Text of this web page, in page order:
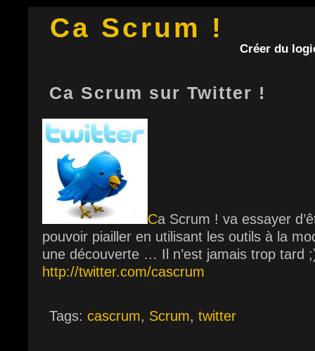
Ca Scrum !
Créer du
Ca Scrum sur Twitter !
Ca Scrum ! va essayer
pouvoir piailler en utilisant les outils à la
une découverte … Il n’est jamais trop tard
http://twitter.com/cascrum
Tags: cascrum, Scrum, twitter